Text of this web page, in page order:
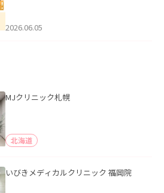
2026.06.05
MJクリニック札幌
北海道
いびきメディカルクリニック 福岡院